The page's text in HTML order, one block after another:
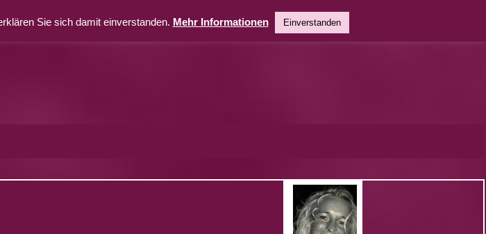
Sie sich damit einverstanden. Mehr Informationen Einverstanden